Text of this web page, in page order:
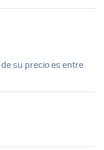
su precio es entre